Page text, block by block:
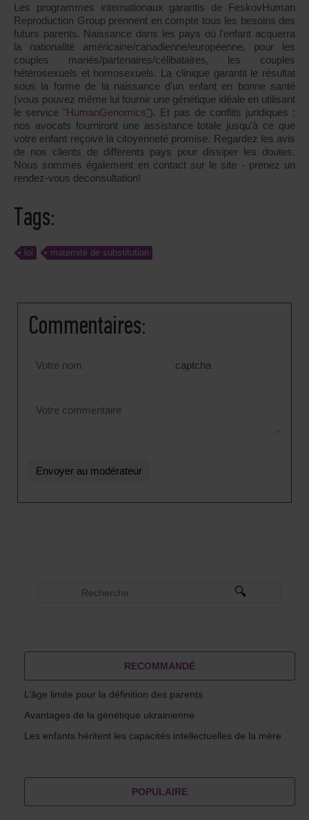
Les programmes internationaux garantis de FeskovHuman
Reproduction Group prennent en compte tous les besoins des
futurs parents. Naissance dans les pays où l'enfant acquerra
la nationalité américaine/canadienne/européenne, pour les
couples mariés/partenaires/célibataires, les couples
hétérosexuels et homosexuels. La clinique garantit le résultat
sous la forme de la naissance d'un enfant en bonne santé
(vous pouvez même lui fournir une génétique idéale en utilisant
le service "HumanGenomics"). Et pas de conflits juridiques :
nos avocats fourniront une assistance totale jusqu'à ce que
votre enfant reçoive la citoyenneté promise. Regardez les avis
de nos clients de différents pays pour dissiper les doutes.
Nous sommes également en contact sur le site - prenez un
rendez-vous deconsultation!
Tags:
loi maternité de substitution
Сommentaires:
captcha
RECOMMANDÉ
L’âge limite pour la définition des parents
Avantages de la génétique ukrainienne
Les enfants héritent les capacités intellectuelles de la mère
POPULAIRE